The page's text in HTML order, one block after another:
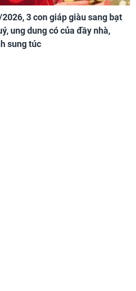
3 con giáp giàu sang bạt
ung dung có của đầy nhà,
sung túc